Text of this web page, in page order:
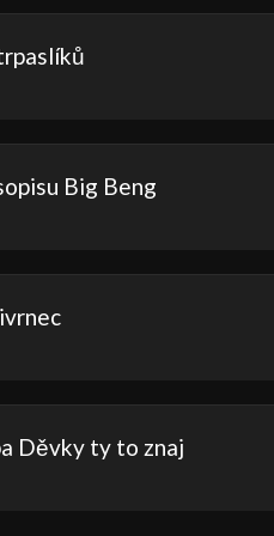
Big Beng
Děvky ty to znaj